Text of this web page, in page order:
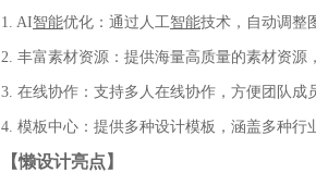
1. AI智能优化：通过人工智能技术，自动调整
2. 丰富素材资源：提供海量高质量的素材资源
3. 在线协作：支持多人在线协作，方便团队成
4. 模板中心：提供多种设计模板，涵盖多种行
【懒设计亮点】